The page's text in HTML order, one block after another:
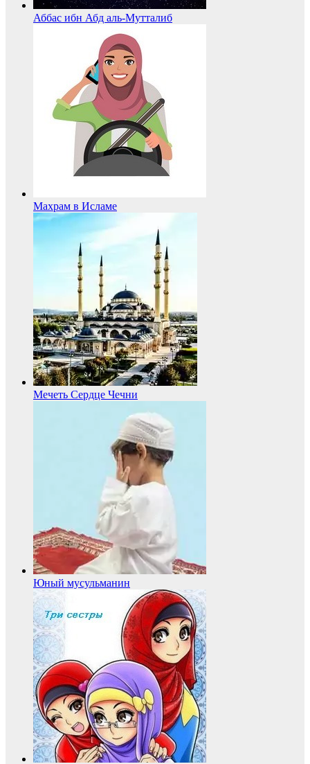
Аббас ибн Абд аль-Мутталиб
Махрам в Исламе
Мечеть Сердце Чечни
Юный мусульманин